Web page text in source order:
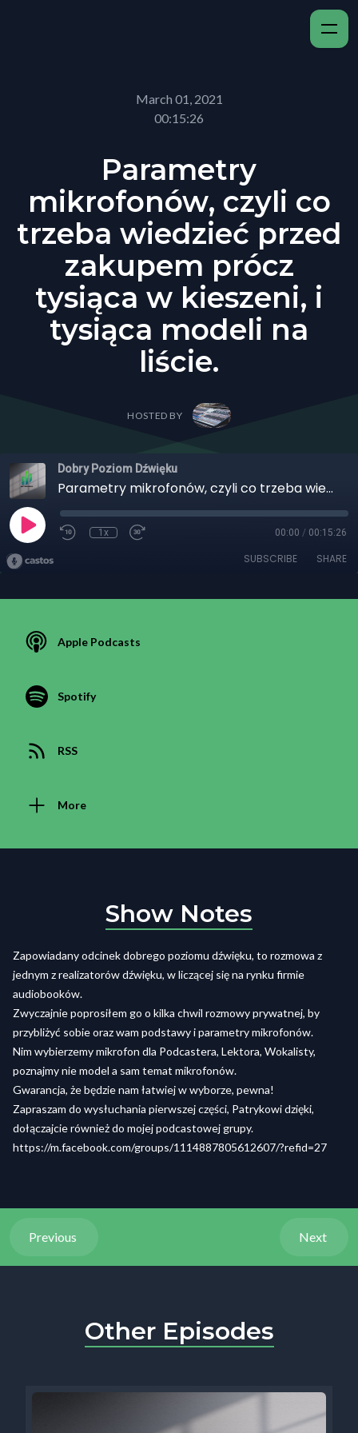
March 01, 2021
00:15:26
Parametry
mikrofonów, czyli co
trzeba wiedzieć przed
zakupem prócz
tysiąca w kieszeni, i
tysiąca modeli na
liście.
HOSTED BY
Dobry Poziom Dźwięku
Parametry mikrofonów, czyli co trzeba wiedzieć przed zakupem prócz tysiąca w kieszeni, i tysiąca modeli na liście.
1x 00:00 / 00:15:26
SUBSCRIBE SHARE
Apple Podcasts
Spotify
RSS
More
Show Notes
Zapowiadany odcinek dobrego poziomu dźwięku, to rozmowa z
jednym z realizatorów dźwięku, w liczącej się na rynku firmie
audiobooków.
Zwyczajnie poprosiłem go o kilka chwil rozmowy prywatnej, by
przybliżyć sobie oraz wam podstawy i parametry mikrofonów.
Nim wybierzemy mikrofon dla Podcastera, Lektora, Wokalisty,
poznajmy nie model a sam temat mikrofonów.
Gwarancja, że będzie nam łatwiej w wyborze, pewna!
Zapraszam do wysłuchania pierwszej części, Patrykowi dzięki,
dołączajcie również do mojej podcastowej grupy.
https://m.facebook.com/groups/1114887805612607/?refid=27
Previous Next
Other Episodes